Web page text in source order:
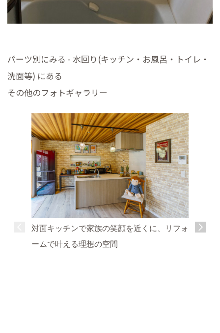
パーツ別にみる - 水回り(キッチン・お風呂・トイレ・
洗面等) にある
その他のフォトギャラリー
対面キッチンで家族の笑顔を近くに、リフォ
ームで叶える理想の空間